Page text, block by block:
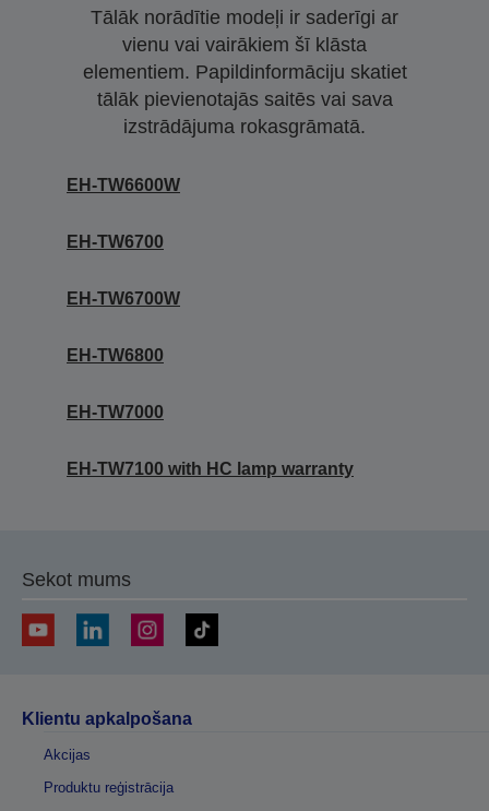
Tālāk norādītie modeļi ir saderīgi ar
vienu vai vairākiem šī klāsta
elementiem. Papildinformāciju skatiet
tālāk pievienotajās saitēs vai sava
izstrādājuma rokasgrāmatā.
EH-TW6600W
EH-TW6700
EH-TW6700W
EH-TW6800
EH-TW7000
EH-TW7100 with HC lamp warranty
Sekot mums
Klientu apkalpošana
Akcijas
Produktu reģistrācija